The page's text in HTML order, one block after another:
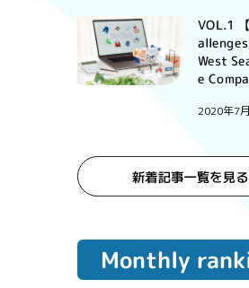
VOL.1
West
e
der
fen!
2020年7
Monthly